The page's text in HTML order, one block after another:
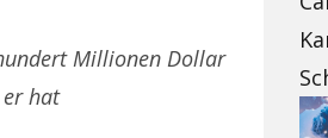
Millionen Dollar
er hat